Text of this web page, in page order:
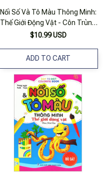
Nối Số Và Tô Màu Thông Minh:
Thế Giới Động Vật - Côn Trùng
(song Ngữ Anh - Việt)
$10.99 USD
ADD TO CART